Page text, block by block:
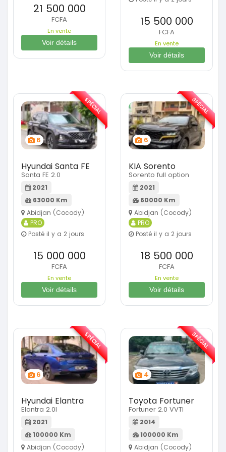
21 500 000
FCFA
En vente
Voir détails
15 500 000
FCFA
En vente
Voir détails
6
Hyundai Santa FE
Santa FE 2.0
2021
63000 Km
Abidjan (Cocody)
PRO
Posté il y a 2 jours
15 000 000
FCFA
En vente
Voir détails
SPÉCIAL
6
KIA Sorento
Sorento full option
2021
60000 Km
Abidjan (Cocody)
PRO
Posté il y a 2 jours
18 500 000
FCFA
En vente
Voir détails
SPÉCIAL
6
Hyundai Elantra
Elantra 2.0l
2021
100000 Km
Abidjan (Cocody)
SPÉCIAL
4
Toyota Fortuner
Fortuner 2.0 VVTI
2014
100000 Km
Abidjan (Cocody)
SPÉCIAL